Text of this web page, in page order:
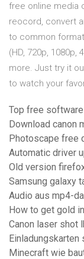
free online media
reocord, convert
to common
(HD, 720p, 1080p,
more. Just try it
to watch your
Top free
Download canon
Photoscape free
Automatic driver
Old version
Samsung galaxy
Audio aus mp4-
How to get gold
Canon laser shot
Minecraft wie